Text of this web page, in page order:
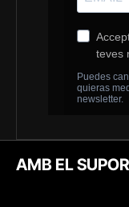
AMB EL